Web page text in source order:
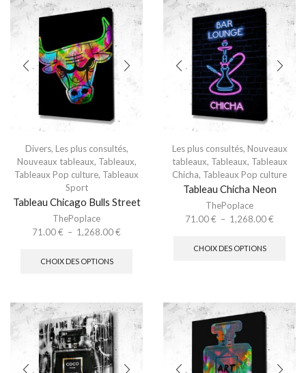
Divers, Les plus consultés,
Nouveaux tableaux, Tableaux,
Tableaux Pop culture, Tableaux
Sport
Tableau Chicago Bulls Street
ThePoplace
71.00€ – 1,268.00€
CHOIX DES OPTIONS
Les plus consultés, Nouveaux
tableaux, Tableaux, Tableaux
Chicha, Tableaux Pop culture
Tableau Chicha Neon
ThePoplace
71.00€ – 1,268.00€
CHOIX DES OPTIONS